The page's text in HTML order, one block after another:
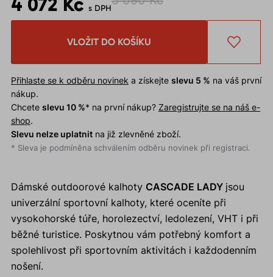
s DPH
VLOŽIT DO KOŠÍKU
Přihlaste se k odběru novinek a získejte slevu 5 % na váš první
nákup.
Chcete slevu 10 %* na první nákup? Zaregistrujte se na náš e-
shop.
Slevu nelze uplatnitna již zlevněné zboží.
* Sleva je podmíněna schválením odběru novinek při registraci.
Dámské outdoorové kalhoty CASCADE LADY jsou
univerzální sportovní kalhoty, které oceníte při
vysokohorské túře, horolezectví, ledolezení, VHT i při
běžné turistice. Poskytnou vám potřebný komfort a
spolehlivost při sportovním aktivitách i každodenním
nošení.